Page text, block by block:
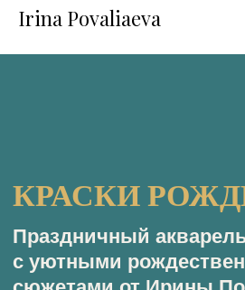
Irina Povaliaeva
с уютными рождественскими
сюжетами от Ирины Поваляевой